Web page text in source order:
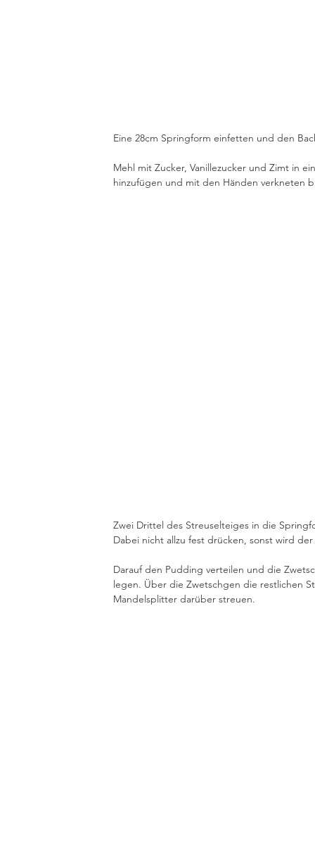
Eine 28cm Springform einfetten und den
Mehl mit Zucker, Vanillezucker und Zimt in
hinzufügen und mit den Händen verkneten
Zwei Drittel des Streuselteiges in die
Dabei nicht allzu fest drücken, sonst wird
Darauf den Pudding verteilen und die
legen. Über die Zwetschgen die restlichen
Mandelsplitter darüber streuen.